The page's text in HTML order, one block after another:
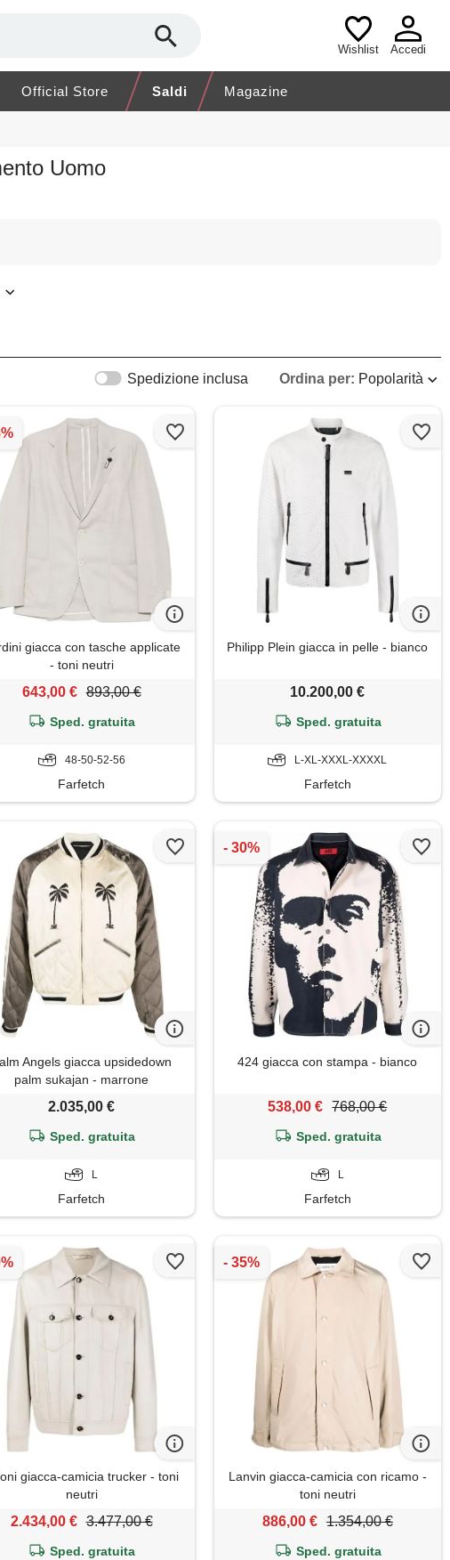
Wishlist Accedi
Official Store Saldi Magazine
Uomo
Ordina per: Popolarità
Spedizione inclusa
giacca con tasche applicate
- toni neutri
643,00 € 893,00 €
Sped. gratuita
48-50-52-56
Farfetch
Philipp Plein giacca in pelle - bianco
10.200,00 €
Sped. gratuita
L-XL-XXXL-XXXXL
Farfetch
Angels giacca upsidedown
palm sukajan - marrone
2.035,00 €
Sped. gratuita
L
Farfetch
424 giacca con stampa - bianco
538,00 € 768,00 €
Sped. gratuita
L
Farfetch
giacca-camicia trucker - toni
neutri
2.434,00 € 3.477,00 €
Sped. gratuita
Lanvin giacca-camicia con ricamo -
toni neutri
886,00 € 1.354,00 €
Sped. gratuita